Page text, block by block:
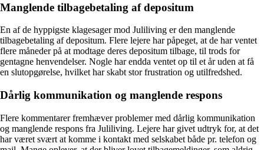
Manglende tilbagebetaling af depositum
En af de hyppigste klagesager mod Juliliving er den manglende
tilbagebetaling af depositum. Flere lejere har påpeget, at de har ventet
flere måneder på at modtage deres depositum tilbage, til trods for
gentagne henvendelser. Nogle har endda ventet op til et år uden at få
en slutopgørelse, hvilket har skabt stor frustration og utilfredshed.
Dårlig kommunikation og manglende respons
Flere kommentarer fremhæver problemer med dårlig kommunikation
og manglende respons fra Juliliving. Lejere har givet udtryk for, at det
har været svært at komme i kontakt med selskabet både pr. telefon og